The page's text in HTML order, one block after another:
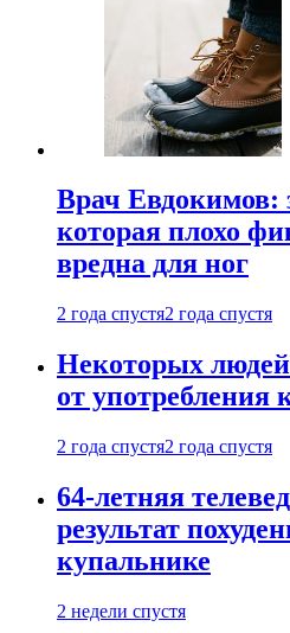
Врач Евдокимов:
которая плохо
вредна для ног
2 года спустя2 года спустя
Некоторых людей
от употребления
2 года спустя2 года спустя
64-летняя
результат
купальнике
2 недели спустя